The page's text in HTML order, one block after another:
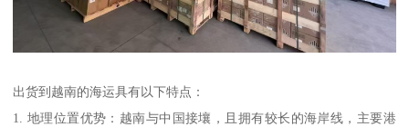
出货到越南的海运具有以下特点：
1. 地理位置优势：越南与中国接壤，且拥有较长的海岸线，主要港